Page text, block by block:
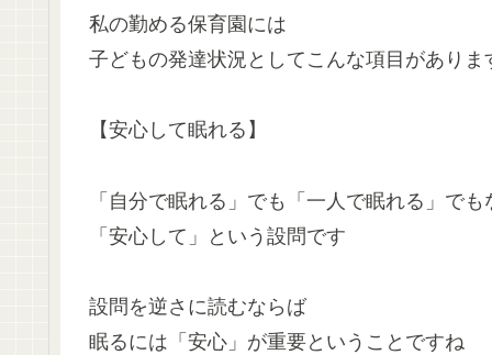
私の勤める保育園には
子どもの発達状況としてこんな項目がありま
【安心して眠れる】
「自分で眠れる」でも「一人で眠れる」でも
「安心して」という設問です
設問を逆さに読むならば
眠るには「安心」が重要ということですね